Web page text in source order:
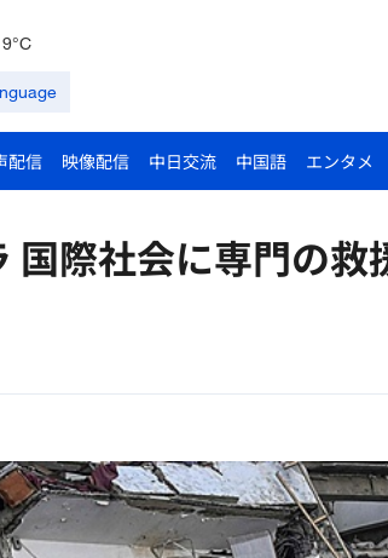
9°C
16°C
配信 映像配信 中日交流 中国語 エンタメ
国際社会に専門の救